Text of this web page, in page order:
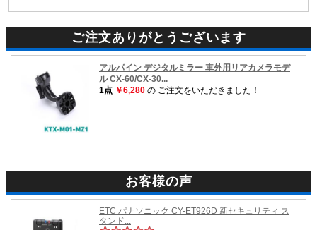
ご注文ありがとうございます
お客様の声